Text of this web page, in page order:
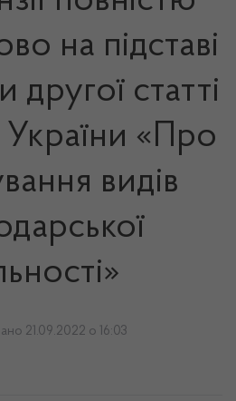
на підставі
другої статті
України «Про
видів
21.09.2022 о 16:03